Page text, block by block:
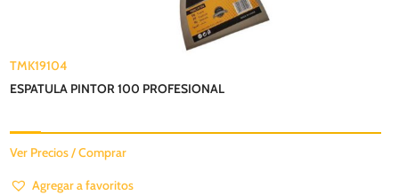
TMK19104
ESPATULA PINTOR 100 PROFESIONAL
Ver Precios / Comprar
Agregar a favoritos